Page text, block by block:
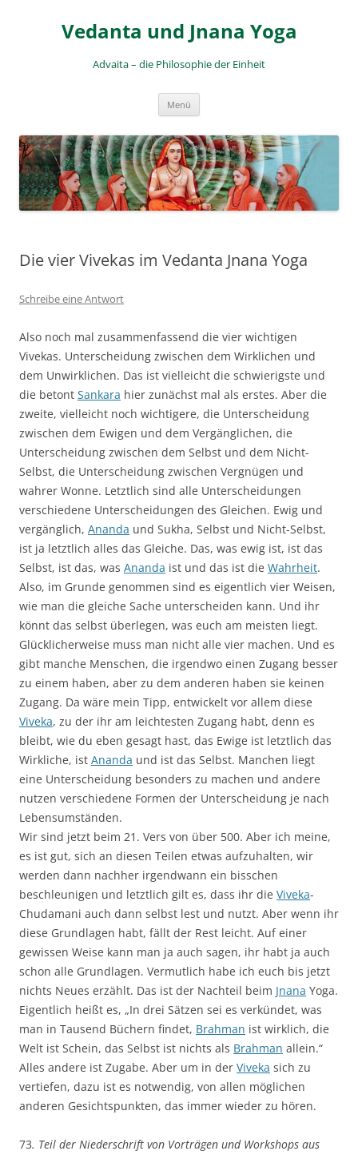
springenVedanta und Jnana Yoga
Advaita – die Philosophie der Einheit
Menü
Die vier Vivekas im Vedanta Jnana Yoga
Schreibe eine Antwort
Also noch mal zusammenfassend die vier wichtigen
Vivekas. Unterscheidung zwischen dem Wirklichen und
dem Unwirklichen. Das ist vielleicht die schwierigste und
die betont Sankara hier zunächst mal als erstes. Aber die
zweite, vielleicht noch wichtigere, die Unterscheidung
zwischen dem Ewigen und dem Vergänglichen, die
Unterscheidung zwischen dem Selbst und dem Nicht-
Selbst, die Unterscheidung zwischen Vergnügen und
wahrer Wonne. Letztlich sind alle Unterscheidungen
verschiedene Unterscheidungen des Gleichen. Ewig und
vergänglich, Ananda und Sukha, Selbst und Nicht-Selbst,
ist ja letztlich alles das Gleiche. Das, was ewig ist, ist das
Selbst, ist das, was Ananda ist und das ist die Wahrheit.
Also, im Grunde genommen sind es eigentlich vier Weisen,
wie man die gleiche Sache unterscheiden kann. Und ihr
könnt das selbst überlegen, was euch am meisten liegt.
Glücklicherweise muss man nicht alle vier machen. Und es
gibt manche Menschen, die irgendwo einen Zugang besser
zu einem haben, aber zu dem anderen haben sie keinen
Zugang. Da wäre mein Tipp, entwickelt vor allem diese
Viveka, zu der ihr am leichtesten Zugang habt, denn es
bleibt, wie du eben gesagt hast, das Ewige ist letztlich das
Wirkliche, ist Ananda und ist das Selbst. Manchen liegt
eine Unterscheidung besonders zu machen und andere
nutzen verschiedene Formen der Unterscheidung je nach
Lebensumständen.
Wir sind jetzt beim 21. Vers von über 500. Aber ich meine,
es ist gut, sich an diesen Teilen etwas aufzuhalten, wir
werden dann nachher irgendwann ein bisschen
beschleunigen und letztlich gilt es, dass ihr die Viveka-
Chudamani auch dann selbst lest und nutzt. Aber wenn ihr
diese Grundlagen habt, fällt der Rest leicht. Auf einer
gewissen Weise kann man ja auch sagen, ihr habt ja auch
schon alle Grundlagen. Vermutlich habe ich euch bis jetzt
nichts Neues erzählt. Das ist der Nachteil beim Jnana Yoga.
Eigentlich heißt es, „In drei Sätzen sei es verkündet, was
man in Tausend Büchern findet, Brahman ist wirklich, die
Welt ist Schein, das Selbst ist nichts als Brahman allein.“
Alles andere ist Zugabe. Aber um in der Viveka sich zu
vertiefen, dazu ist es notwendig, von allen möglichen
anderen Gesichtspunkten, das immer wieder zu hören.
73. Teil der Niederschrift von Vorträgen und Workshops aus